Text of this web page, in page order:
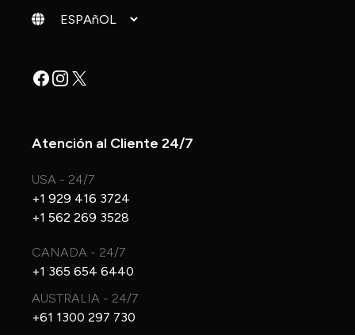
Cambiar idioma
Facebook
Instagram
X
Atención al Cliente 24/7
USA - 24/7
+1 929 416 3724
+1 562 269 3528
CANADA - 24/7
+1 365 654 6440
AUSTRALIA - 24/7
+61 1300 297 730